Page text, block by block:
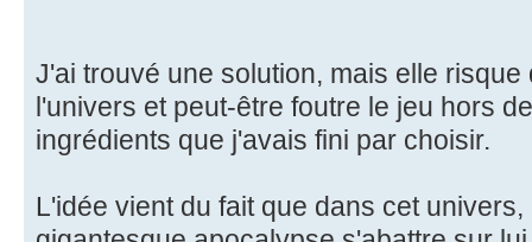
J'ai trouvé une solution, mais elle
l'univers et peut-être foutre le jeu hors
ingrédients que j'avais fini par choisir.
L'idée vient du fait que dans cet